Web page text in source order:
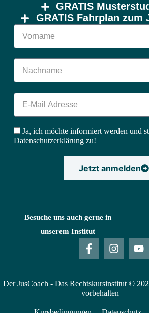
GRATIS
GRATIS Fahrplan zum
Ja, ich möchte informiert werden und
Datenschutzerklärungzu!
Jetzt anmelden
Besuche uns auch gerne in
unserem Institut
Der JusCoach - Das Rechtskursinstitut ©
vorbehalten